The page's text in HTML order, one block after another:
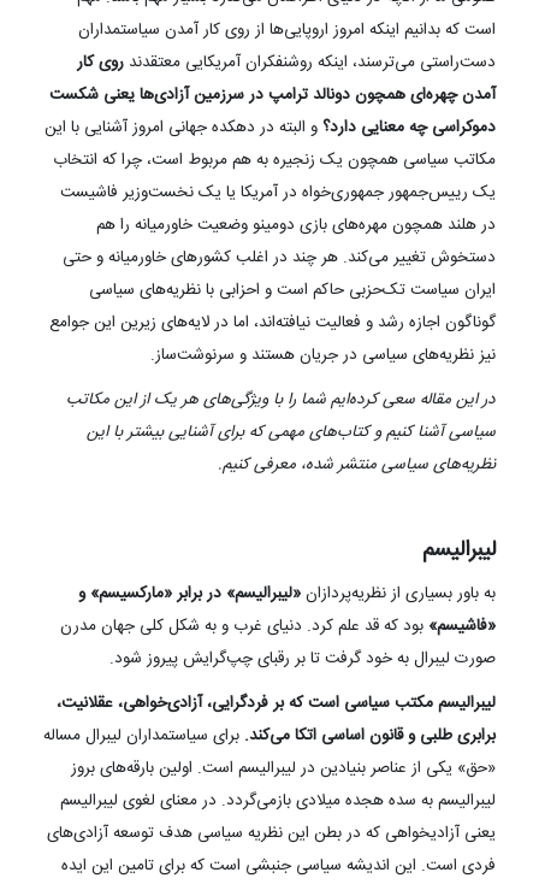
است که بدانیم اینکه امروز اروپایی‌ها از روی کار آمدن سیاستمداران
دست‌راستی می‌ترسند، اینکه روشنفکران آمریکایی معتقدند روی کار
آمدن چهره‌ای همچون دونالد ترامپ در سرزمین آزادی‌ها یعنی شکست
دموکراسی چه معنایی دارد؟و البته در دهکده جهانی امروز آشنایی با این
مکاتب سیاسی همچون یک زنجیره به هم مربوط است، چرا که انتخاب
یک رییس‌جمهور جمهوری‌خواه در آمریکا یا یک نخست‌وزیر فاشیست
در هلند همچون مهره‌های بازی دومینو وضعیت خاورمیانه را هم
دستخوش تغییر می‌کند. هر چند در اغلب کشورهای خاورمیانه و حتی
ایران سیاست تک‌حزبی حاکم است و احزابی با نظریه‌های سیاسی
گوناگون اجازه رشد و فعالیت نیافته‌اند، اما در لایه‌های زیرین این جوامع
نیز نظریه‌های سیاسی در جریان هستند و سرنوشت‌ساز.
در این مقاله سعی کرده‌ایم شما را با ویژگی‌های هر یک از این مکاتب
سیاسی آشنا کنیم و کتاب‌های مهمی که برای آشنایی بیشتر با این
نظریه‌های سیاسی منتشر شده، معرفی کنیم.
لیبرالیسم
به باور بسیاری از نظریه‌پردازان«لیبرالیسم» در برابر «مارکسیسم» و
«فاشیسم» بود که قد علم کرد. دنیای غرب و به شکل کلی جهان مدرن
صورت لیبرال به خود گرفت تا بر رقبای چپ‌گرایش پیروز شود.
لیبرالیسم مکتب سیاسی است که بر فردگرایی، آزادی‌خواهی، عقلانیت،
برابری طلبی و قانون اساسی اتکا می‌کند. برای سیاستمداران لیبرال مساله
«حق» یکی از عناصر بنیادین در لیبرالیسم است. اولین بارقه‌های بروز
لیبرالیسم به سده هجده میلادی بازمی‌گردد. در معنای لغوی لیبرالیسم
یعنی آزادیخواهی که در بطن این نظریه سیاسی هدف توسعه آزادی‌های
فردی است. این اندیشه سیاسی جنبشی است که برای تامین این ایده